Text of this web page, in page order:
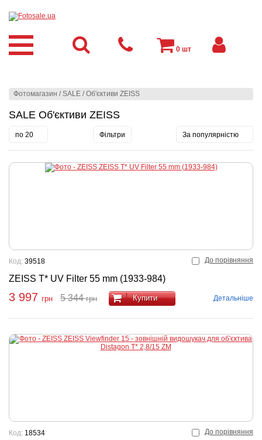
Фотомагазин /SALE /Об'єктиви ZEISS
SALE Об'єктиви ZEISS
по 20 Фільтри За популярністю
До порівняння
ZEISS T* UV Filter 55 mm (1933-984)
Код: 39518
3 997 грн 5 344грн Купити Детальніше
До порівняння
Код: 18534
0 шт